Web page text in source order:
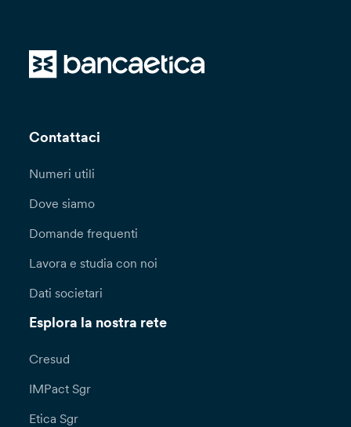
Contattaci
Numeri utili
Dove siamo
Domande frequenti
Lavora e studia con noi
Dati societari
Esplora la nostra rete
Cresud
IMPact Sgr
Etica Sgr